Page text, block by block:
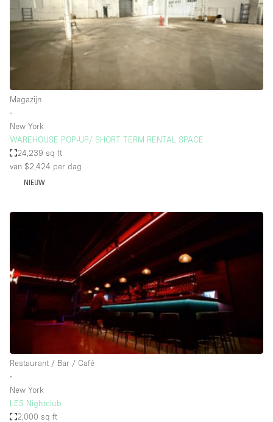
Overige
Restaurant / Bar / Café
Salon
Vergaderruimte
Winkel delen
Winkelruimte in winkelcentrum
Animals Friendly
Audio- en videoapparatuur
Auto display
Badkamer
Begane grond
Concierge
Daglicht
Magazijn
∙
New York
WAREHOUSE POP-UP/ SHORT TERM RENTAL SPACE
24,239 sq ft
van $2,424 per dag
NIEUW
Restaurant / Bar / Café
∙
New York
LES Nightclub
2,000 sq ft